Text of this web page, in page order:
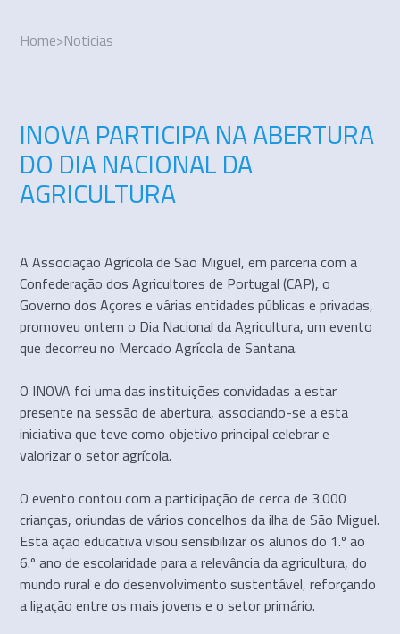
Home>Noticias
INOVA PARTICIPA NA ABERTURA
DO DIA NACIONAL DA
AGRICULTURA
A Associação Agrícola de São Miguel, em parceria com a
Confederação dos Agricultores de Portugal (CAP), o
Governo dos Açores e várias entidades públicas e privadas,
promoveu ontem o Dia Nacional da Agricultura, um evento
que decorreu no Mercado Agrícola de Santana.
O INOVA foi uma das instituições convidadas a estar
presente na sessão de abertura, associando-se a esta
iniciativa que teve como objetivo principal celebrar e
valorizar o setor agrícola.
O evento contou com a participação de cerca de 3.000
crianças, oriundas de vários concelhos da ilha de São Miguel.
Esta ação educativa visou sensibilizar os alunos do 1.º ao
6.º ano de escolaridade para a relevância da agricultura, do
mundo rural e do desenvolvimento sustentável, reforçando
a ligação entre os mais jovens e o setor primário.